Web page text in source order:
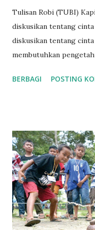
Tulisan Robi (TUBI)
diskusikan tentang cinta
diskusikan tentang
membutuhkan
tidak lain karena
kapitalisme. Kita
atau bahkan merenung
menempuh cara-cara
cinta. Kedalaman
dalam manusia kapitalis
konsisten menuju
berpikir banyak di luar
BERBAGI POSTING